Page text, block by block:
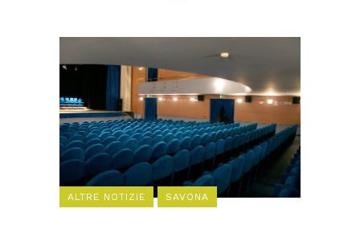
ALTRE NOTIZIE SAVONA